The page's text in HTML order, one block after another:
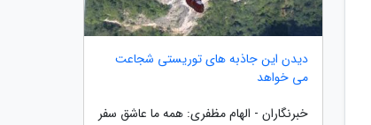
دیدن این جاذبه های توریستی شجاعت
می خواهد
خبرنگاران - الهام مظفری: همه ما عاشق سفر